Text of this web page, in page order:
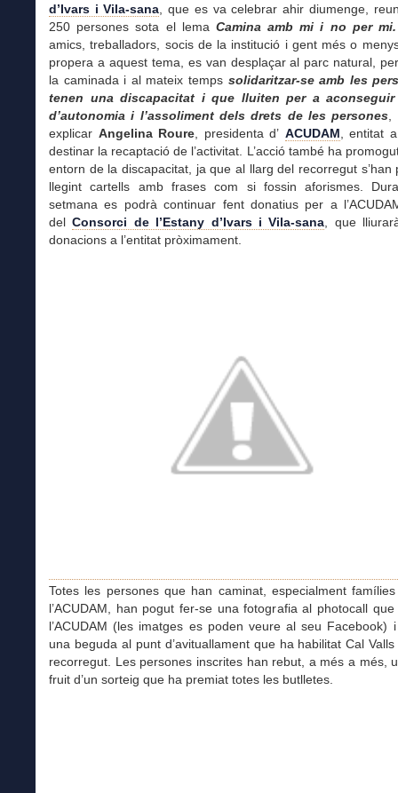
d’Ivars i Vila-sana , que es va celebrar ahir diumenge,
250 persones sota el lema Camina amb mi i no per
amics, treballadors, socis de la institució i gent més o
propera a aquest tema, es van desplaçar al parc natural,
la caminada i al mateix temps solidaritzar-se amb les
tenen una discapacitat i que lluiten per a aconseguir
d’autonomia i l’assoliment dels drets de les persones
explicar Angelina Roure , presidenta d’ ACUDAM , entitat
destinar la recaptació de l’activitat. L’acció també ha
entorn de la discapacitat, ja que al llarg del recorregut s’han
llegint cartells amb frases com si fossin aforismes.
setmana es podrà continuar fent donatius per a
delConsorci de l’Estany d’Ivars i Vila-sana , que
donacions a l’entitat pròximament.
Totes les persones que han caminat, especialment
l’ACUDAM, han pogut fer-se una fotografia al photocall
l’ACUDAM (les imatges es poden veure al seu Facebook)
una beguda al punt d’avituallament que ha habilitat Cal
recorregut. Les persones inscrites han rebut, a més a més,
fruit d’un sorteig que ha premiat totes les butlletes.